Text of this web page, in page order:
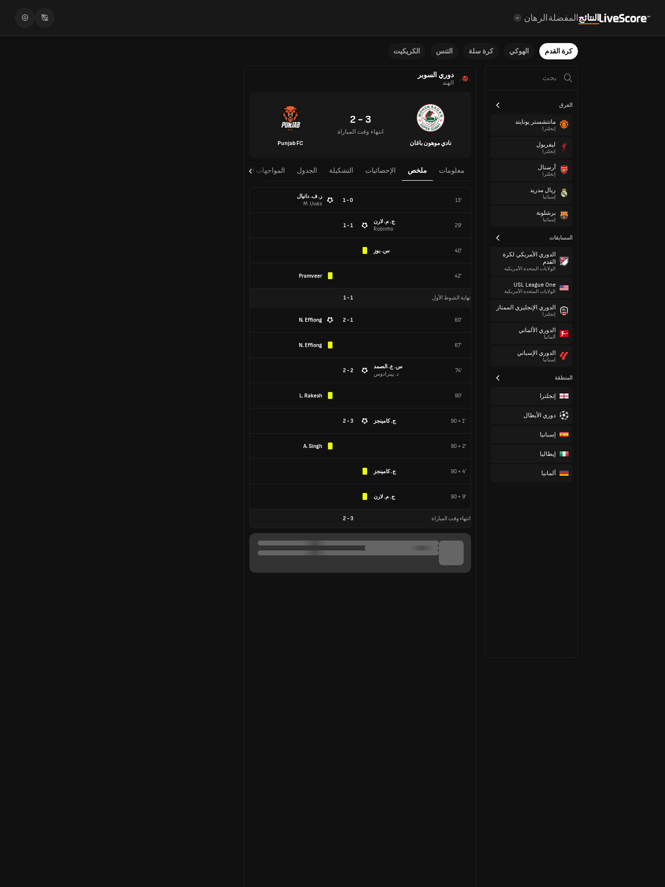
النتائجالمفضلةالرهان
كرة القدم الهوكي كرة سلة التنس الكريكيت
الفرق
مانتشستر يونايتد
إنجلترا
ليفربول
إنجلترا
أرسنال
إنجلترا
ريال مدريد
إسبانيا
برشلونة
إسبانيا
المسابقات
الدوري الأمريكي لكرة
القدم
الولايات المتحدة الأمريكية
USL League One
الولايات المتحدة الأمريكية
الدوري الإنجليزي الممتاز
إنجلترا
الدوري الألماني
ألمانيا
الدوري الإسباني
إسبانيا
المنطقة
إنجلترا
دوري الأبطال
إسبانيا
إيطاليا
ألمانيا
دوري السوبر
الهند
نادي موهون باغان
3 - 2
انتهاء وقت المباراة
Punjab FC
معلومات ملخص الإحصائيات التشكيلة الجدول المواجهات المباشرة
13'
0 - 1
ر. ف. دانيال
M. Uvais
29'
ج. م. لارن
Robinho
1 - 1
40' س. بوز
42'
Pramveer
نهاية الشوط الأول 1
-
1
60'
1 - 2
N. Effiong
67'
N. Effiong
74'
س. ع. الصمد
د. پيترادوس
2 - 2
90'
L. Rakesh
90 + 1' ج. كامينجز 3 - 2
90 + 2'
A. Singh
90 + 4' ج. كامينجز
90 + 9' ج. م. لارن
انتهاء وقت المباراة 3
-
2